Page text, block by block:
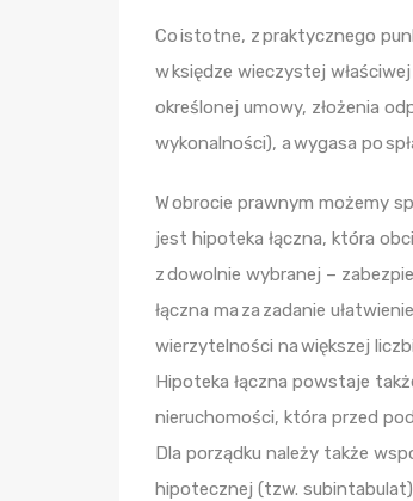
Co istotne, z praktycznego
w księdze wieczystej
określonej umowy, złożenia
wykonalności), a wygasa po
W obrocie prawnym możemy
jest hipoteka łączna, która
z dowolnie wybranej –
łączna ma za zadanie
wierzytelności na większej
Hipoteka łączna powstaje
nieruchomości, która przed
Dla porządku należy także
hipotecznej (tzw.